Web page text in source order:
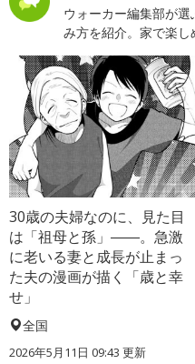
ウォーカー編集部が
み方を紹介。家で楽し
30歳の夫婦なのに、見た目
は「祖母と孫」――。急激
に老いる妻と成長が止まっ
た夫の漫画が描く「歳と幸
せ」
全国
2026年5月11日 09:43 更新